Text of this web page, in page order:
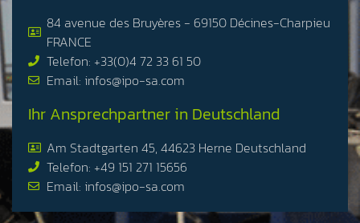
84 avenue des Bruyères - 69150 Décines-Charpieu
FRANCE
Telefon: +33(0)4 72 33 61 50
Email: infos@ipo-sa.com
Ihr Ansprechpartner in Deutschland
Am Stadtgarten 45, 44623 Herne Deutschland
Telefon: +49 151 271 15656
Email: infos@ipo-sa.com